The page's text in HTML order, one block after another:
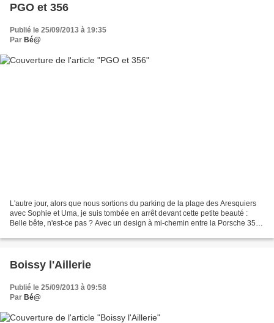
PGO et 356
Publié le 25/09/2013 à 19:35
Par Bé@
L'autre jour, alors que nous sortions du parking de la plage des Aresquiers
avec Sophie et Uma, je suis tombée en arrêt devant cette petite beauté :
Belle bête, n'est-ce pas ? Avec un design à mi-chemin entre la Porsche 356
Boissy l'Aillerie
Publié le 25/09/2013 à 09:58
Par Bé@